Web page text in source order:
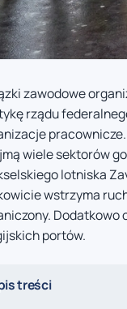
zawodowe
rządu
wiele sektorów
lotniska
wstrzyma
Dodatkowo
portów.
treści